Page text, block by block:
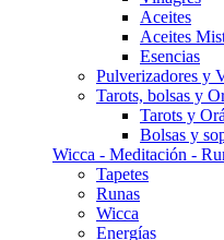
Aceites
Aceites
Esencias
Pulverizadores y
Tarots, bolsas y
Tarots y
Bolsas y
Wicca - Meditación -
Tapetes
Runas
Wicca
Energías